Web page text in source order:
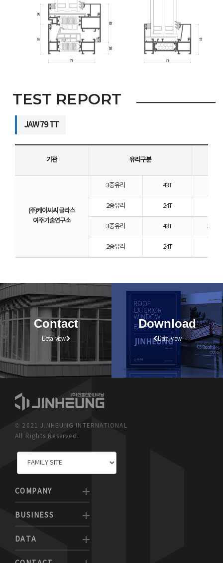
TEST REPORT
JAW 79 TT
기관 유리구분
(주)케이씨씨 글라스
여주기술연구소
3중유리 43T
2중유리 24T
3중유리 43T
2중유리 24T
Contact
Detail view
Download
Detail view
© 2021 JINHEUNG INTERNATIONAL
All Rights Reserved.
COMPANY
BUSINESS
DATA